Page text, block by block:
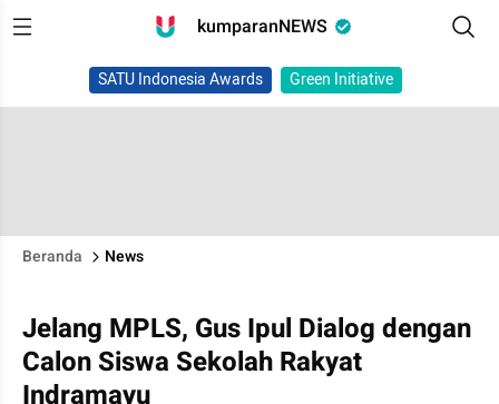
kumparanNEWS
SATU Indonesia Awards Green Initiative
Beranda News
Jelang MPLS, Gus Ipul Dialog dengan
Calon Siswa Sekolah Rakyat
Indramayu